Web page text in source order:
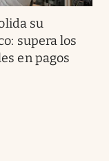
su
supera los
en pagos